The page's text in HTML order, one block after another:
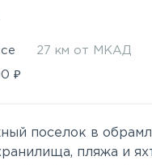
27 км от МКАД
₽
поселок в
пляжа и